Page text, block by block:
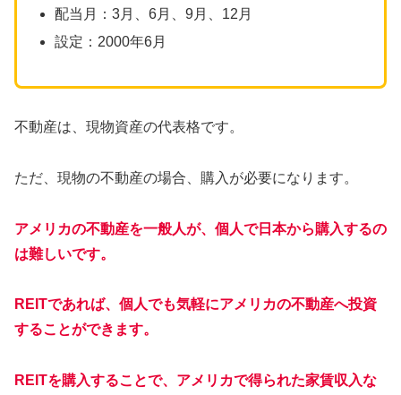
配当月：3月、6月、9月、12月
設定：2000年6月
不動産は、現物資産の代表格です。
ただ、現物の不動産の場合、購入が必要になります。
アメリカの不動産を一般人が、個人で日本から購入するの
は難しいです。
REITであれば、個人でも気軽にアメリカの不動産へ投資
することができます。
REITを購入することで、アメリカで得られた家賃収入な